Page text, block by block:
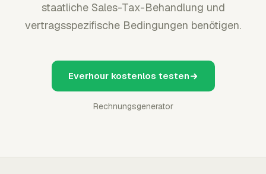
staatliche Sales-Tax-Behandlung und
vertragsspezifische Bedingungen benötigen.
Everhour kostenlos testen
Rechnungsgenerator